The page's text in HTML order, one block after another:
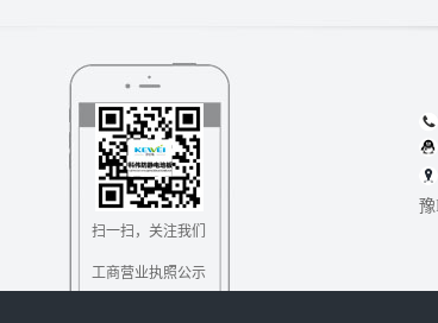
扫一扫，关注我们
工商营业执照公示
豫